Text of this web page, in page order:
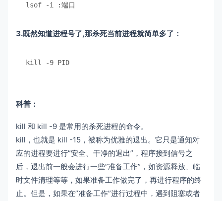
lsof -i :端口
3.既然知道进程号了,那杀死当前进程就简单多了：
kill -9 PID
科普：
kill 和 kill -9 是常用的杀死进程的命令。
kill，也就是 kill -15，被称为优雅的退出。它只是通知对
应的进程要进行”安全、干净的退出”，程序接到信号之
后，退出前一般会进行一些”准备工作”，如资源释放、临
时文件清理等等，如果准备工作做完了，再进行程序的终
止。但是，如果在”准备工作”进行过程中，遇到阻塞或者